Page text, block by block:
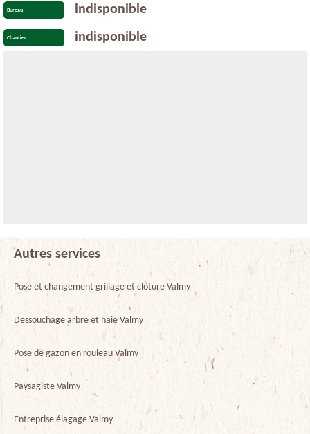
Bureau indisponible
Chantier indisponible
Autres services
Pose et changement grillage et clôture Valmy
Dessouchage arbre et haie Valmy
Pose de gazon en rouleau Valmy
Paysagiste Valmy
Entreprise élagage Valmy